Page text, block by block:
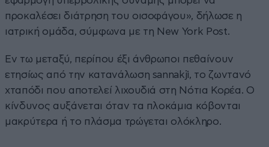
προκαλέσει διάτρηση του οισοφάγου», δήλωσε η
ιατρική ομάδα, σύμφωνα με τη New York Post.
Εν τω μεταξύ, περίπου έξι άνθρωποι πεθαίνουν
ετησίως από την κατανάλωση sannakji, το ζωντανό
χταπόδι που αποτελεί λιχουδιά στη Νότια Κορέα. Ο
κίνδυνος αυξάνεται όταν τα πλοκάμια κόβονται
μακρύτερα ή το πλάσμα τρώγεται ολόκληρο.